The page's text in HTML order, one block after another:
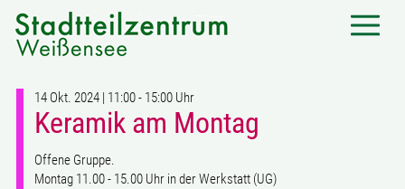
14 Okt. 2024 | 11:00 - 15:00 Uhr
Keramik am Montag
Offene Gruppe.
Montag 11.00 - 15.00 Uhr in der Werkstatt (UG)